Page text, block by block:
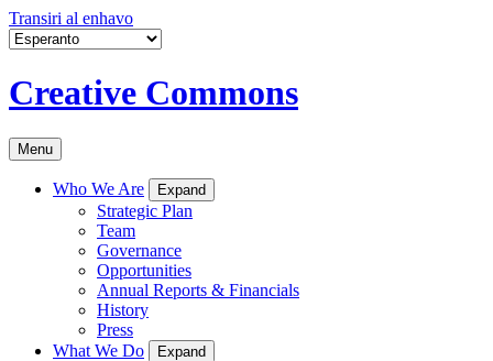
Transiri al enhavo
Creative Commons
Menu
Who We Are Expand
Strategic Plan
Team
Governance
Opportunities
Annual Reports & Financials
History
Press
What We Do
Expand